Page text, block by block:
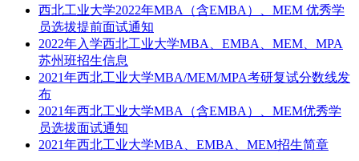
西北工业大学2022年MBA（含EMBA）、MEM 优秀学
员选拔提前面试通知
2022年入学西北工业大学MBA、EMBA、MEM、MPA
苏州班招生信息
2021年西北工业大学MBA/MEM/MPA考研复试分数线发
布
2021年西北工业大学MBA（含EMBA）、MEM优秀学
员选拔面试通知
2021年西北工业大学MBA、EMBA、MEM招生简章